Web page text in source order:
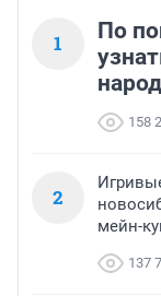
1
По
158
2
мейн-
137